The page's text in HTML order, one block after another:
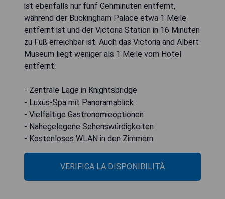
ist ebenfalls nur fünf Gehminuten entfernt,
während der Buckingham Palace etwa 1 Meile
entfernt ist und der Victoria Station in 16 Minuten
zu Fuß erreichbar ist. Auch das Victoria and Albert
Museum liegt weniger als 1 Meile vom Hotel
entfernt.
- Zentrale Lage in Knightsbridge
- Luxus-Spa mit Panoramablick
- Vielfältige Gastronomieoptionen
- Nahegelegene Sehenswürdigkeiten
- Kostenloses WLAN in den Zimmern
VERIFICA LA DISPONIBILITÀ